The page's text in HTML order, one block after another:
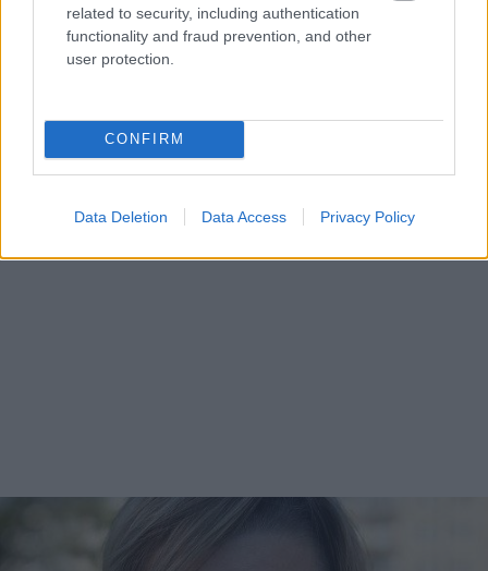
related to security, including authentication
functionality and fraud prevention, and other
user protection.
CONFIRM
Data Deletion Data Access Privacy Policy